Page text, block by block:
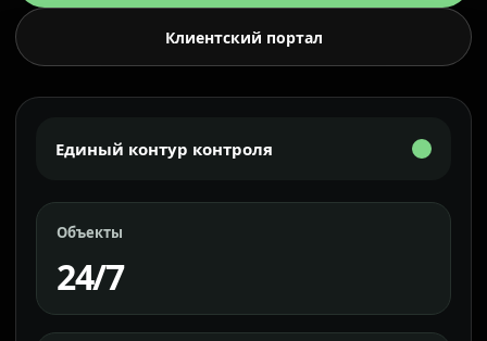
Клиентский портал
Единый контур контроля
Объекты
24/7